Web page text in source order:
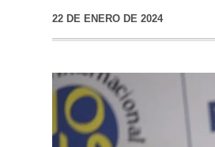
22 DE ENERO DE 2024